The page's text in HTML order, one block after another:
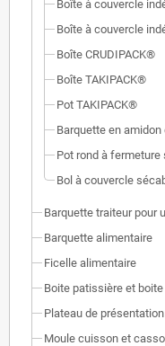
Boîte à couvercle
Boîte à couvercle
Boîte CRUDIPACK®
Boîte TAKIPACK®
Pot TAKIPACK®
Barquette en amidon
Pot rond à fermeture
Bol à couvercle
Barquette traiteur pour
Barquette alimentaire
Ficelle alimentaire
Boite patissière et
Plateau de présentation
Moule cuisson et